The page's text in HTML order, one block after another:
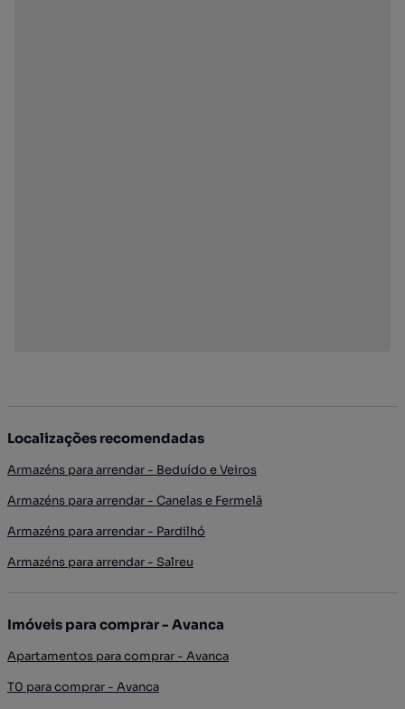
Localizações recomendadas
Armazéns para arrendar - Beduído e Veiros
Armazéns para arrendar - Canelas e Fermelã
Armazéns para arrendar - Pardilhó
Armazéns para arrendar - Salreu
Imóveis para comprar - Avanca
Apartamentos para comprar - Avanca
T0 para comprar - Avanca